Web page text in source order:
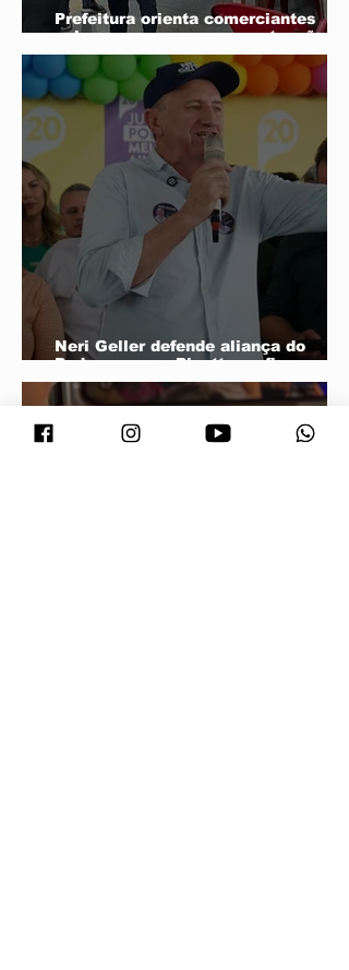
Prefeitura orienta comerciantes
sobre novas regras para atuação de
food trucks
Neri Geller defende aliança do
Podemos com Pivetta e afirma que
entrou na sigla com esse acordo